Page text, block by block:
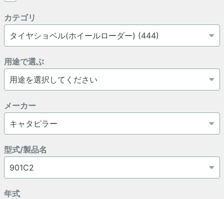
カテゴリ
用途で選ぶ
メーカー
型式/製品名
年式